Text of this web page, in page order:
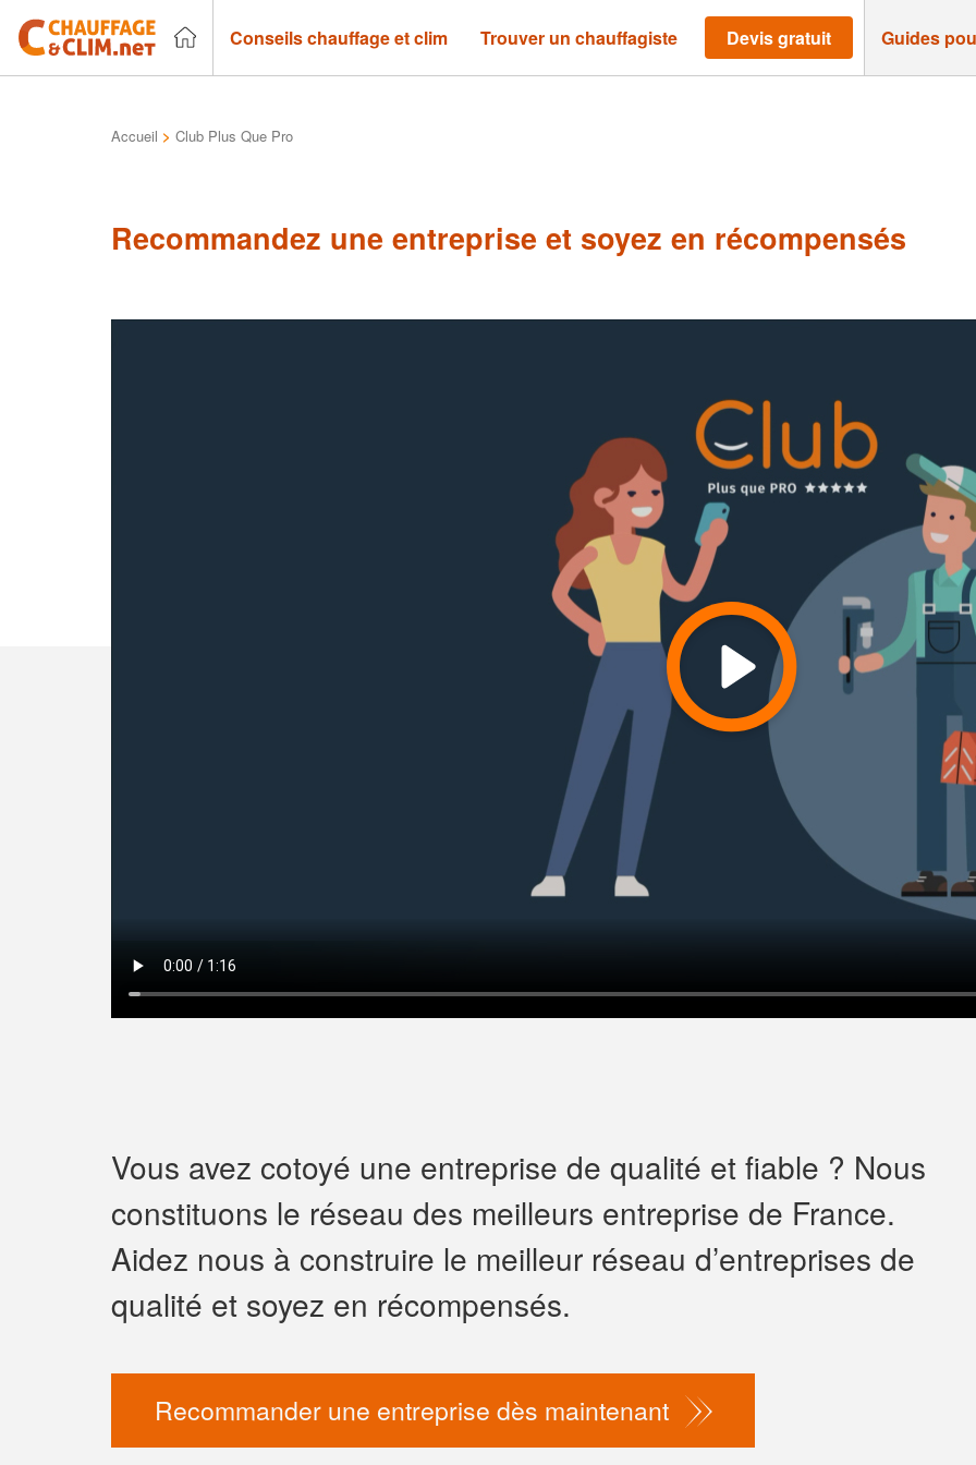
Conseils chauffage et clim Trouver un chauffagiste Devis gratuit Guides
Accueil > Club Plus Que Pro
Recommandez une entreprise et soyez en récompensés
Vous avez cotoyé une entreprise de qualité et fiable ? Nous
constituons le réseau des meilleurs entreprise de France.
Aidez nous à construire le meilleur réseau d’entreprises de
qualité et soyez en récompensés.
Recommander une entreprise dès maintenant